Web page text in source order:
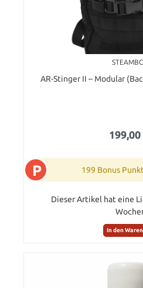
AR-Stinger II – Modular
P 199 Bonus
Dieser Artikel hat eine
In den